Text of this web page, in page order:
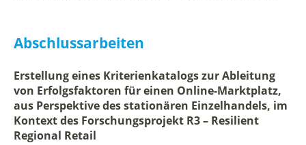
Abschlussarbeiten
Erstellung eines Kriterienkatalogs zur Ableitung
von Erfolgsfaktoren für einen Online-Marktplatz,
aus Perspektive des stationären Einzelhandels, im
Kontext des Forschungsprojekt R3 – Resilient
Regional Retail